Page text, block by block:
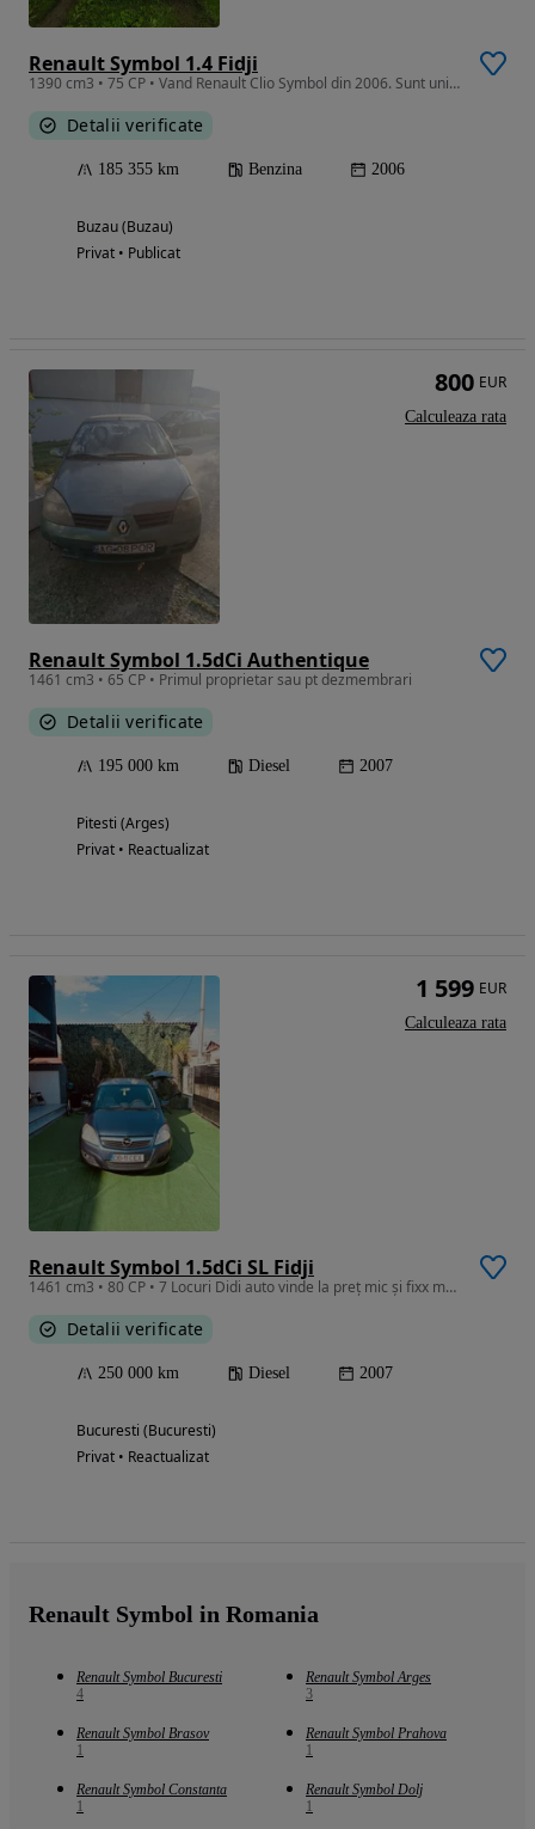
Renault Symbol 1.4 Fidji
1390 cm3 • 75 CP • Vand Renault Clio Symbol din 2006. Sunt unicul proprietar.
Detalii verificate
185 355 km Benzina 2006
Buzau (Buzau)
Privat • Publicat
Renault Symbol 1.5dCi Authentique
1461 cm3 • 65 CP • Primul proprietar sau pt dezmembrari
Detalii verificate
195 000 km Diesel 2007
Pitesti (Arges)
Privat • Reactualizat
800 EUR
Calculeaza rata
Renault Symbol 1.5dCi SL Fidji
1461 cm3 • 80 CP • 7 Locuri Didi auto vinde la preț mic și fixx merita văzută
Detalii verificate
250 000 km Diesel 2007
Bucuresti (Bucuresti)
Privat • Reactualizat
1 599 EUR
Calculeaza rata
Renault Symbol in Romania
Renault Symbol Bucuresti
4
Renault Symbol Arges
3
Renault Symbol Brasov
1
Renault Symbol Prahova
1
Renault Symbol Constanta
1
Renault Symbol Dolj
1